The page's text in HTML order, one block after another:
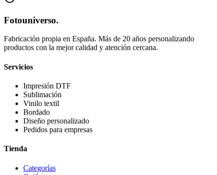
Fotouniverso.
Fabricación propia en España. Más de 20 años personalizando
productos con la mejor calidad y atención cercana.
Servicios
Impresión DTF
Sublimación
Vinilo textil
Bordado
Diseño personalizado
Pedidos para empresas
Tienda
Categorías